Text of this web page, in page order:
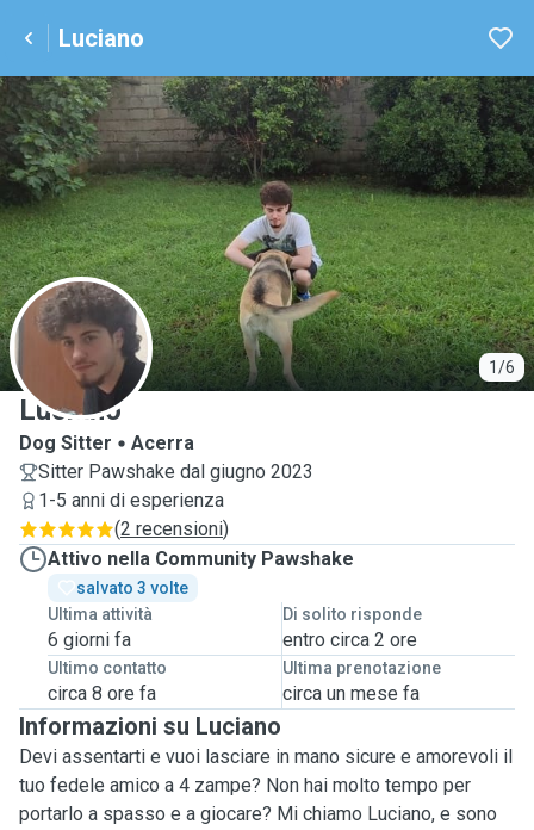
Luciano
1/6
L
Luciano
Dog Sitter
Acerra
Sitter Pawshake dal giugno 2023
1-5 anni di esperienza
(2 recensioni)
Attivo nella Community Pawshake
salvato 3 volte
Ultima attività
6 giorni fa
Di solito risponde
entro circa 2 ore
Ultimo contatto
circa 8 ore fa
Ultima prenotazione
circa un mese fa
Informazioni su Luciano
Devi assentarti e vuoi lasciare in mano sicure e amorevoli il
tuo fedele amico a 4 zampe? Non hai molto tempo per
portarlo a spasso e a giocare? Mi chiamo Luciano, e sono